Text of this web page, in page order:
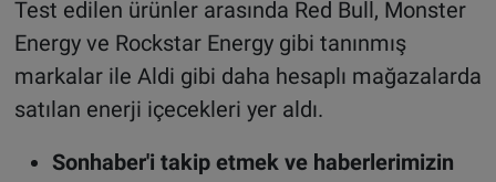
Test edilen ürünler arasında Red Bull, Monster
Energy ve Rockstar Energy gibi tanınmış
markalar ile Aldi gibi daha hesaplı mağazalarda
satılan enerji içecekleri yer aldı.
Sonhaber'i takip etmek ve haberlerimizin